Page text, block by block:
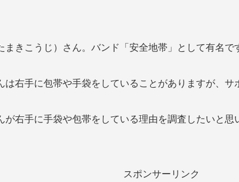
まきこうじ）さん。バンド「安全地帯」として有名で
は右手に包帯や手袋をしていることがありますが、サ
が右手に手袋や包帯をしている理由を調査したいと思
スポンサーリンク